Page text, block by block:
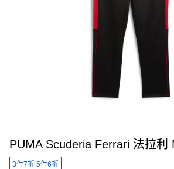
PUMA Scuderia Ferrari 法拉利
3件7折 5件6折